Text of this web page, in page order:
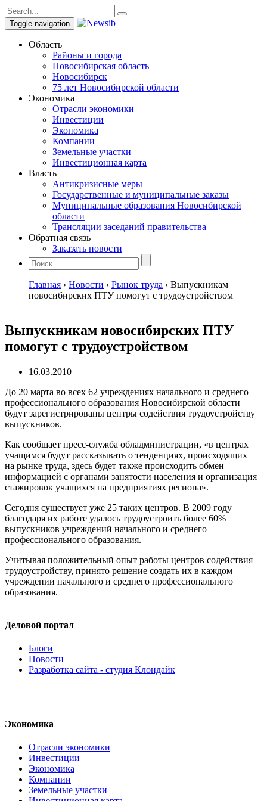
Toggle navigation
Область
Районы и города
Новосибирская область
Новосибирск
75 лет Новосибирской области
Экономика
Отрасли экономики
Инвестиции
Экономика
Компании
Земельные участки
Инвестиционная карта
Власть
Антикризисные меры
Государственные и муниципальные заказы
Муниципальные образования Новосибирской
области
Трансляции заседаний правительства
Обратная связь
Заказать новости
Главная › Новости › Рынок труда › Выпускникам
новосибирских ПТУ помогут с трудоустройством
Выпускникам новосибирских ПТУ
помогут с трудоустройством
16.03.2010
До 20 марта во всех 62 учреждениях начального и среднего
профессионального образования Новосибирской области
будут зарегистрированы центры содействия трудоустройству
выпускников.
Как сообщает пресс-служба обладминистрации, «в центрах
учащимся будут рассказывать о тенденциях, происходящих
на рынке труда, здесь будет также происходить обмен
информацией с органами занятости населения и организация
стажировок учащихся на предприятиях региона».
Сегодня существует уже 25 таких центров. В 2009 году
благодаря их работе удалось трудоустроить более 60%
выпускников учреждений начального и среднего
профессионального образования.
Учитывая положительный опыт работы центров содействия
трудоустройству, принято решение создать их в каждом
учреждении начального и среднего профессионального
образования.
Деловой портал
Блоги
Новости
Разработка сайта - студия Клондайк
Экономика
Отрасли экономики
Инвестиции
Экономика
Компании
Земельные участки